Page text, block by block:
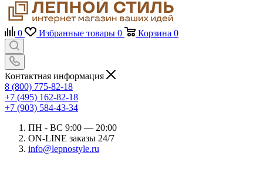
0 Избранные товары 0 Корзина 0
Контактная информация
8 (800) 775-82-18
+7 (495) 162-82-18
+7 (903) 584-43-34
ПН - ВС 9:00 — 20:00
ON-LINE заказы 24/7
info@lepnostyle.ru